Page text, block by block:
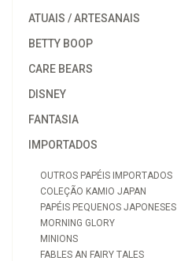
ATUAIS / ARTESANAIS
BETTY BOOP
CARE BEARS
DISNEY
FANTASIA
IMPORTADOS
OUTROS PAPÉIS IMPORTADOS
COLEÇÃO KAMIO JAPAN
PAPÉIS PEQUENOS JAPONESES
MORNING GLORY
MINIONS
FABLES AN FAIRY TALES